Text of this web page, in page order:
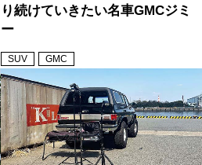
り続けていきたい名車GMCジミ
ー
SUV GMC